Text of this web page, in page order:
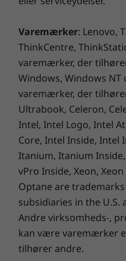
Robust udenpå og
Testet ifølge de
militærstandarder
pålidelige og holdbare
udviklet til at møde
tager et
optimerer din
eller redigerer dine
Varemærker: Lenovo,
ThinkCentre,
varemærker, der
Windows, Windows
varemærker, der
Ultrabook, Celeron,
Intel, Intel Logo, Intel
Core, Intel Inside, Intel
Itanium, Itanium
vPro Inside, Xeon,
Optane are
subsidiaries in the
Andre virksomheds-,
kan være varemærker
tilhører andre.